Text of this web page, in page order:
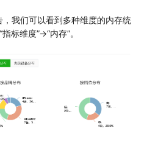
我们可以看到多种维度的内存统
标维度”->“内存”。